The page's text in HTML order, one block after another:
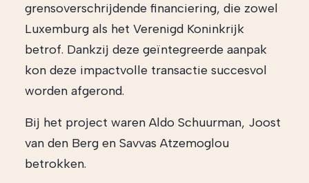
grensoverschrijdende financiering, die zowel
Luxemburg als het Verenigd Koninkrijk
betrof. Dankzij deze geïntegreerde aanpak
kon deze impactvolle transactie succesvol
worden afgerond.
Bij het project waren Aldo Schuurman, Joost
van den Berg en Savvas Atzemoglou
betrokken.